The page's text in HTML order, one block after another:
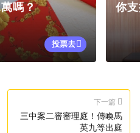
嗎？
投票去
你
下一篇
三中案二審審理庭！傳喚馬
英九等出庭